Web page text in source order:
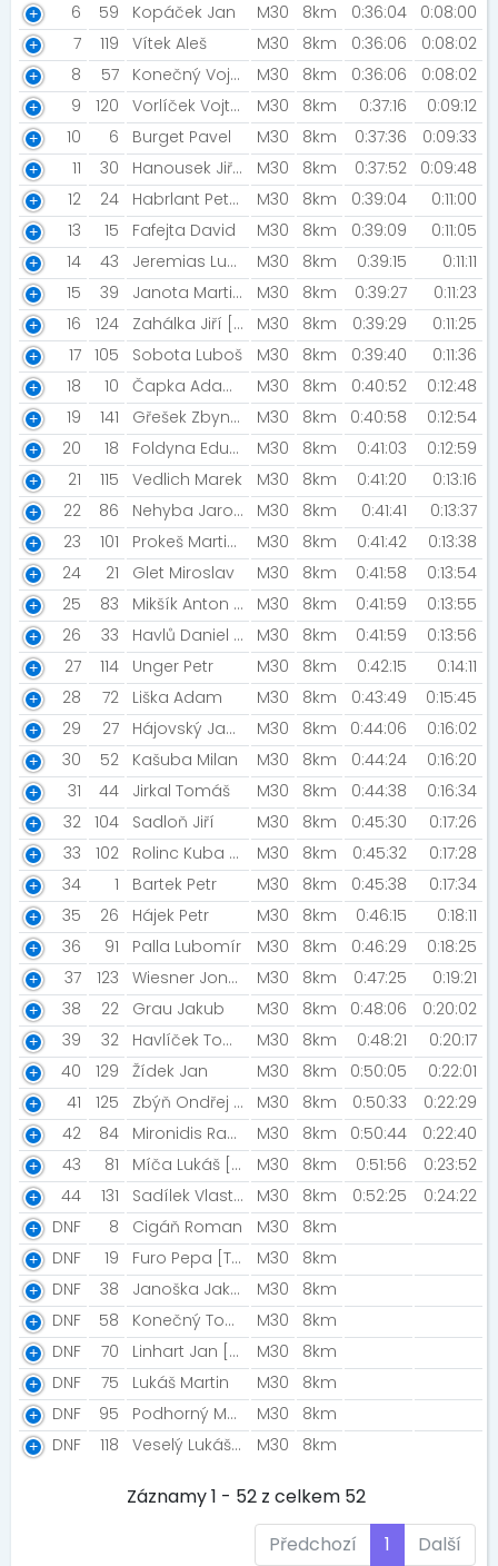
6
59 Kopáček Jan M30 8km 0:36:04
0:08:00
7
119 Vítek Aleš M30 8km 0:36:06
0:08:02
8
57 Konečný Vojtěch [STG Opava] M30 8km 0:36:06
0:08:02
9
120 Vorlíček Vojtěch [Lee Row] M30 8km 0:37:16
0:09:12
10
6 Burget Pavel M30 8km 0:37:36
0:09:33
11
30 Hanousek Jiří [Road racing Podorlicko] M30 8km 0:37:52
0:09:48
12
24 Habrlant Petr [Optika VH] M30 8km 0:39:04
0:11:00
13
15 Fafejta David M30 8km 0:39:09
0:11:05
14
43 Jeremias Lukáš [A12] M30 8km 0:39:15
0:11:11
15
39 Janota Martin [Šneci v běhu] M30 8km 0:39:27
0:11:23
16
124 Zahálka Jiří [Příbor] M30 8km 0:39:29
0:11:25
17 105 Sobota Luboš M30 8km 0:39:40
0:11:36
18
10 Čapka Adam [Hyundai team] M30 8km 0:40:52
0:12:48
19
141 Gřešek Zbyněk M30 8km 0:40:58
0:12:54
20
18 Foldyna Eduard [Edii] M30 8km 0:41:03
0:12:59
21
115 Vedlich Marek M30 8km 0:41:20
0:13:16
22
86 Nehyba Jaromir M30 8km 0:41:41
0:13:37
23
101 Prokeš Martin [profiq] M30 8km 0:41:42
0:13:38
24
21 Glet Miroslav M30 8km 0:41:58
0:13:54
25
83 Mikšík Anton [Prostě běž!] M30 8km 0:41:59
0:13:55
26
33 Havlů Daniel [innogy] M30 8km 0:41:59
0:13:56
27
114 Unger Petr M30 8km 0:42:15
0:14:11
28
72 Liška Adam M30 8km 0:43:49
0:15:45
29
27 Hájovský Jan [profiq] M30 8km 0:44:06
0:16:02
30
52 Kašuba Milan M30 8km 0:44:24
0:16:20
31
44 Jirkal Tomáš M30 8km 0:44:38
0:16:34
32 104 Sadloň Jiří M30 8km 0:45:30
0:17:26
33
102 Rolinc Kuba [Šneci v běhu] M30 8km 0:45:32
0:17:28
34
1 Bartek Petr M30 8km 0:45:38
0:17:34
35
26 Hájek Petr M30 8km 0:46:15
0:18:11
36
91 Palla Lubomír M30 8km 0:46:29
0:18:25
37
123 Wiesner Jonáš [PROSTĚ BĚŽ!] M30 8km 0:47:25
0:19:21
38
22 Grau Jakub M30 8km 0:48:06
0:20:02
39
32 Havlíček Tomáš M30 8km 0:48:21
0:20:17
40
129 Žídek Jan M30 8km 0:50:05
0:22:01
41
125 Zbýň Ondřej [sixšpek] M30 8km 0:50:33
0:22:29
42
84 Mironidis Radek M30 8km 0:50:44
0:22:40
43
81 Míča Lukáš [The Pub] M30 8km 0:51:56
0:23:52
44
131 Sadílek Vlastimil [ApreSki pro Team] M30 8km 0:52:25
0:24:22
DNF
8 Cigáň Roman M30
8km
DNF
19 Furo Pepa [To dám] M30
8km
DNF
38 Janoška Jakub [profiq] M30
8km
DNF
58 Konečný Tomáš M30
8km
DNF
70 Linhart Jan [HoraLOVE] M30
8km
DNF
75 Lukáš Martin M30
8km
DNF
95 Podhorný Martin M30
8km
DNF
118 Veselý Lukáš [lonewolf] M30 8km
Záznamy 1 - 52 z celkem 52
Předchozí
1 Další